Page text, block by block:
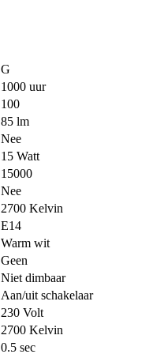
G
1000 uur
100
85 lm
Nee
15 Watt
15000
Nee
2700 Kelvin
E14
Warm wit
Geen
Niet dimbaar
Aan/uit schakelaar
230 Volt
2700 Kelvin
0.5 sec